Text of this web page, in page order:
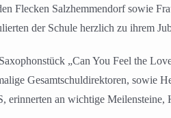
Flecken Salzhemmendorf sowie
der Schule herzlich zu ihrem
„Can You Feel the
Gesamtschuldirektoren, sowie
an wichtige Meilensteine,